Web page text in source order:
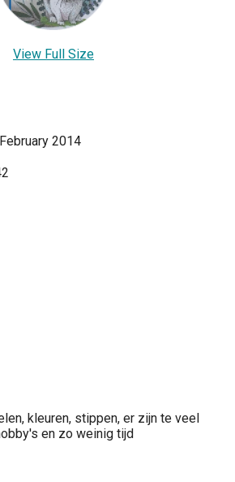
View Full Size
2014
kleuren, stippen, er zijn te veel
en zo weinig tijd